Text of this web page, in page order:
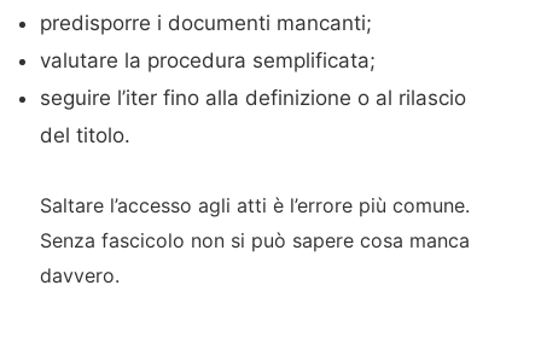
predisporre i documenti mancanti;
valutare la procedura semplificata;
seguire l’iter fino alla definizione o al rilascio
del titolo.
Saltare l’accesso agli atti è l’errore più comune.
Senza fascicolo non si può sapere cosa manca
davvero.